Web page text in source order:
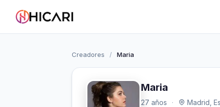
Creadores / Maria
Maria
27 años · Madrid,